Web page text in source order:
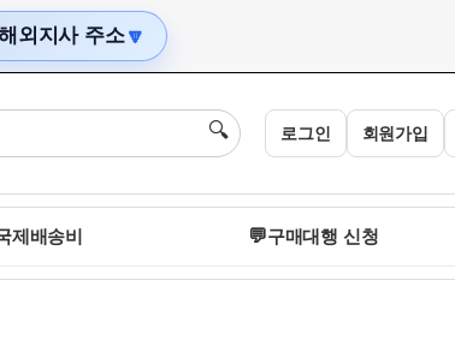
외지사 주소🔽
🔍 로그인 회원가입
제배송비 💬구매대행 신청